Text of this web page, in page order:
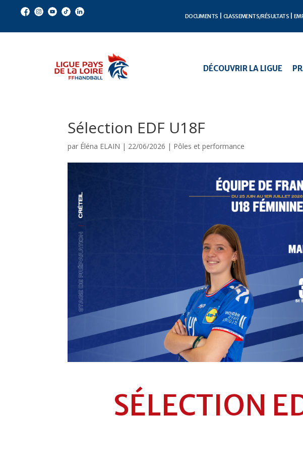
DOCUMENTS CLASSEMENTS/RÉSULTATS
DÉCOUVRIR LA LIGUE
Sélection EDF U18F
par Éléna ELAIN | 22/06/2026 | Pôles et performance
SÉLECTION